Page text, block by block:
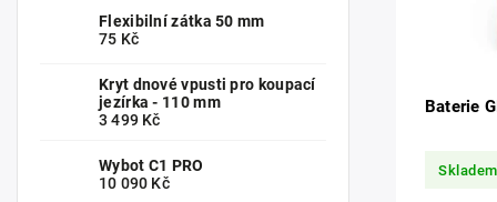
Flexibilní zátka 50 mm
75 Kč
Kryt dnové vpusti pro koupací
jezírka - 110 mm
3 499 Kč
Wybot C1 PRO
10 090 Kč
Baterie
Skladem